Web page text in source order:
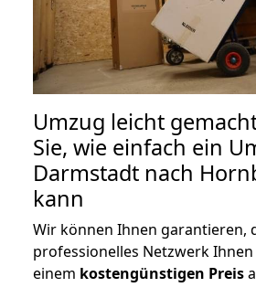
Umzug leicht
Sie, wie einfach ein
Darmstadt nach
kann
Wir können Ihnen garantieren,
professionelles Netzwerk Ihnen
einem kostengünstigen Preis